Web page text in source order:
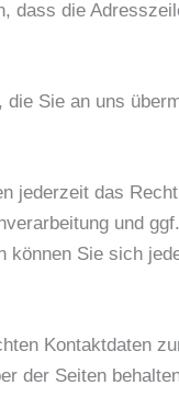
die
Sie an uns
jederzeit das
und
Sie sich
Kontaktdaten
der Seiten